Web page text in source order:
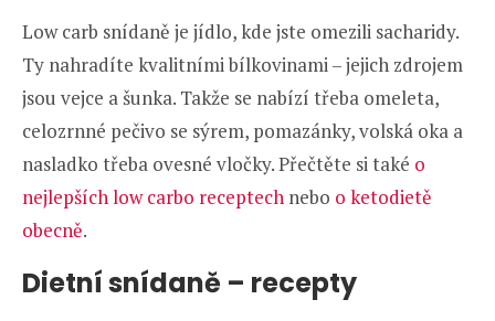
Low carb snídaně je jídlo, kde jste omezili sacharidy.
Ty nahradíte kvalitními bílkovinami – jejich zdrojem
jsou vejce a šunka. Takže se nabízí třeba omeleta,
celozrnné pečivo se sýrem, pomazánky, volská oka a
nasladko třeba ovesné vločky. Přečtěte si také o
nejlepších low carbo receptech nebo o ketodietě
obecně.
Dietní snídaně – recepty